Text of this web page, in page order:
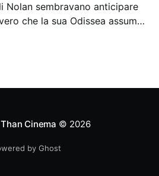
Nolan sembravano anticipare
che la sua Odissea assume
Cinema © 2026
by Ghost